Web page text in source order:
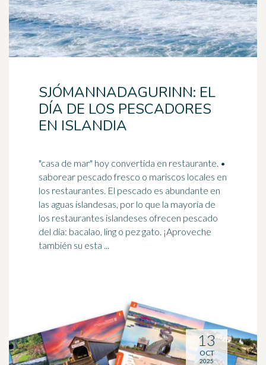
SJÓMANNADAGURINN: EL
DÍA DE LOS PESCADORES
EN ISLANDIA
"casa de mar" hoy convertida en restaurante. •
saborear pescado fresco o mariscos locales en
los restaurantes. El pescado es abundante en
las aguas islandesas, por lo que la mayoría de
los restaurantes islandeses ofrecen pescado
del día: bacalao, ling o pez gato. ¡Aproveche
también su esta ...
13
OCT
2025